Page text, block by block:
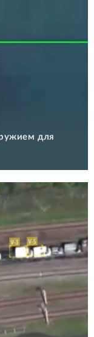
для